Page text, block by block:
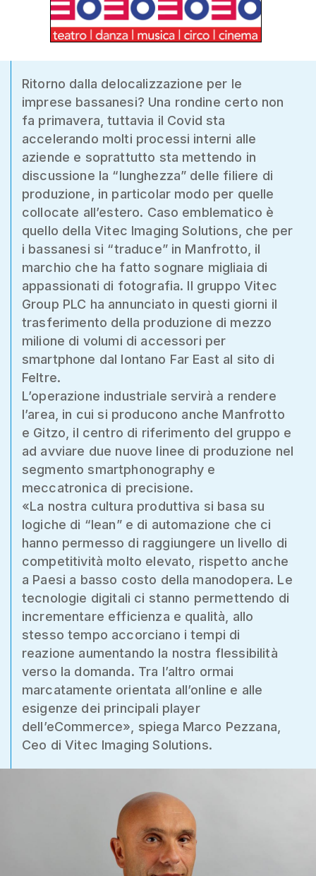
Ritorno dalla delocalizzazione per le
imprese bassanesi? Una rondine certo non
fa primavera, tuttavia il Covid sta
accelerando molti processi interni alle
aziende e soprattutto sta mettendo in
discussione la “lunghezza” delle filiere di
produzione, in particolar modo per quelle
collocate all’estero. Caso emblematico è
quello della Vitec Imaging Solutions, che per
i bassanesi si “traduce” in Manfrotto, il
marchio che ha fatto sognare migliaia di
appassionati di fotografia. Il gruppo Vitec
Group PLC ha annunciato in questi giorni il
trasferimento della produzione di mezzo
milione di volumi di accessori per
smartphone dal lontano Far East al sito di
Feltre.
L’operazione industriale servirà a rendere
l’area, in cui si producono anche Manfrotto
e Gitzo, il centro di riferimento del gruppo e
ad avviare due nuove linee di produzione nel
segmento smartphonography e
meccatronica di precisione.
«La nostra cultura produttiva si basa su
logiche di “lean” e di automazione che ci
hanno permesso di raggiungere un livello di
competitività molto elevato, rispetto anche
a Paesi a basso costo della manodopera. Le
tecnologie digitali ci stanno permettendo di
incrementare efficienza e qualità, allo
stesso tempo accorciano i tempi di
reazione aumentando la nostra flessibilità
verso la domanda. Tra l’altro ormai
marcatamente orientata all’online e alle
esigenze dei principali player
dell’eCommerce», spiega Marco Pezzana,
Ceo di Vitec Imaging Solutions.